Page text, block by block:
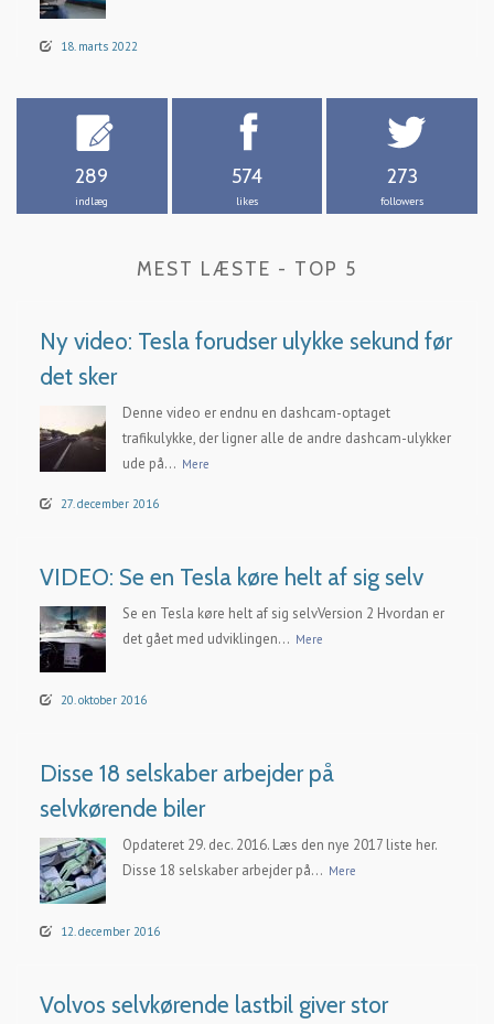
18. marts 2022
289
indlæg
574
likes
273
followers
MEST LÆSTE - TOP 5
Ny video: Tesla forudser ulykke sekund før
det sker
Denne video er endnu en dashcam-optaget
trafikulykke, der ligner alle de andre dashcam-ulykker
ude på... Mere
27. december 2016
VIDEO: Se en Tesla køre helt af sig selv
Se en Tesla køre helt af sig selvVersion 2 Hvordan er
det gået med udviklingen... Mere
20. oktober 2016
Disse 18 selskaber arbejder på
selvkørende biler
Opdateret 29. dec. 2016. Læs den nye 2017 liste her.
Disse 18 selskaber arbejder på... Mere
12. december 2016
Volvos selvkørende lastbil giver stor